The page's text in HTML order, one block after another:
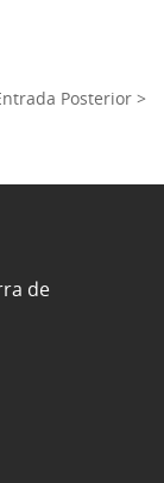
Posterior >
de